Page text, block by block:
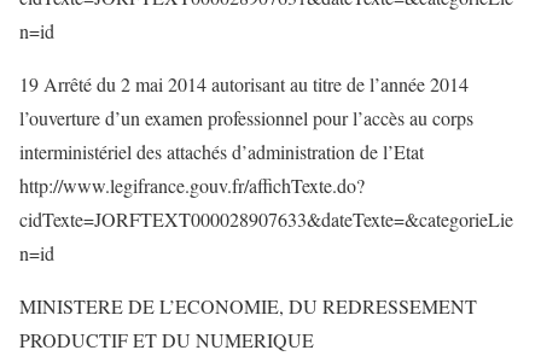
n=id
19 Arrêté du 2 mai 2014 autorisant au titre de l’année 2014
l’ouverture d’un examen professionnel pour l’accès au corps
interministériel des attachés d’administration de l’Etat
http://www.legifrance.gouv.fr/affichTexte.do?
cidTexte=JORFTEXT000028907633&dateTexte=&categorieLie
n=id
MINISTERE DE L’ECONOMIE, DU REDRESSEMENT
PRODUCTIF ET DU NUMERIQUE